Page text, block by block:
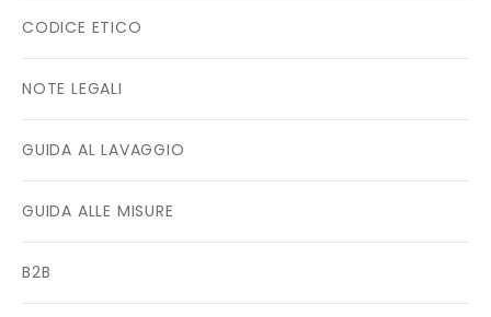
CODICE ETICO
NOTE LEGALI
GUIDA AL LAVAGGIO
GUIDA ALLE MISURE
B2B